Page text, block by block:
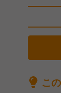
こ